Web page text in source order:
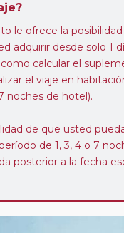
le ofrece la
adquirir desde solo 1
calcular el
el viaje en
noches de hotel).
de que usted
de 1, 3, 4 o 7
posterior a la fecha
no se abonará este